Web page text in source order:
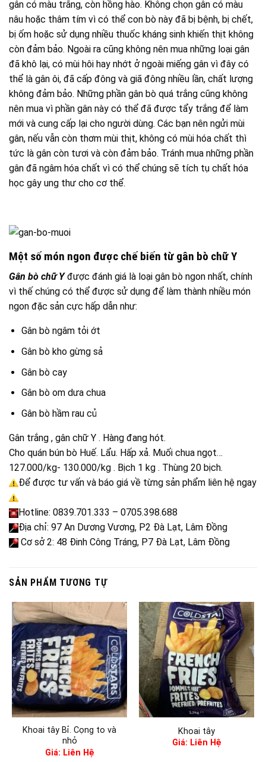
gân có màu trắng, còn hồng hào. Không chọn gân có màu
nâu hoặc thâm tím vì có thể con bò này đã bị bệnh, bị chết,
bị ốm hoặc sử dụng nhiều thuốc kháng sinh khiến thịt không
còn đảm bảo. Ngoài ra cũng không nên mua những loại gân
đã khô lại, có mùi hôi hay nhớt ở ngoài miếng gân vì đây có
thể là gân ôi, đã cấp đông và giã đông nhiều lần, chất lượng
không đảm bảo. Những phần gân bò quá trắng cũng không
nên mua vì phần gân này có thể đã được tẩy trắng để làm
mới và cung cấp lại cho người dùng. Các bạn nên ngửi mùi
gân, nếu vẫn còn thơm mùi thịt, không có mùi hóa chất thì
tức là gân còn tươi và còn đảm bảo. Tránh mua những phần
gân đã ngâm hóa chất vì có thể chúng sẽ tích tụ chất hóa
học gây ung thư cho cơ thể.
Một số món ngon được chế biến từ gân bò chữ Y
Gân bò chữ Yđược đánh giá là loại gân bò ngon nhất, chính
vì thế chúng có thể được sử dụng để làm thành nhiều món
ngon đặc sản cực hấp dẫn như:
Gân bò ngâm tỏi ớt
Gân bò kho gừng sả
Gân bò cay
Gân bò om dưa chua
Gân bò hầm rau củ
Gân trắng , gân chữ Y . Hàng đang hót.
Cho quán bún bò Huế. Lẩu. Hấp xả. Muối chua ngọt…
127.000/kg- 130.000/kg . Bịch 1 kg . Thùng 20 bịch.
Để được tư vấn và báo giá về từng sản phẩm liên hệ ngay
Hotline: 0839.701.333 – 0705.398.688
Địa chỉ: 97 An Dương Vương, P2 Đà Lạt, Lâm Đồng
Cơ sở 2: 48 Đinh Công Tráng, P7 Đà Lạt, Lâm Đồng
SẢN PHẨM TƯƠNG TỰ
Khoai tây Bỉ. Cọng to và
nhỏ
Giá: Liên Hệ
Khoai tây
Giá: Liên Hệ